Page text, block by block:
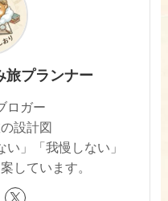
旅プランナー
ロガー
設計図
い」「我慢しない」
しています。